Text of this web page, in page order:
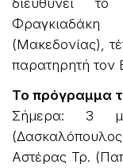
(Μακεδονίας),
παρατηρητή τον
Το πρόγραμμα
Σήμερα: 3
Αστέρας Τρ.